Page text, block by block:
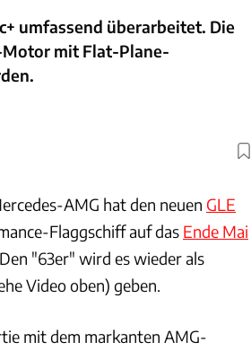
umfassend überarbeitet. Die
mit Flat-Plane-
AMG hat den neuen GLE
Flaggschiff auf das Ende Mai
"63er" wird es wieder als
Video oben) geben.
mit dem markanten AMG-